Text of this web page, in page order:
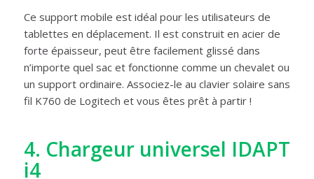
Ce support mobile est idéal pour les utilisateurs de
tablettes en déplacement. Il est construit en acier de
forte épaisseur, peut être facilement glissé dans
n’importe quel sac et fonctionne comme un chevalet ou
un support ordinaire. Associez-le au clavier solaire sans
fil K760 de Logitech et vous êtes prêt à partir !
4. Chargeur universel IDAPT
i4